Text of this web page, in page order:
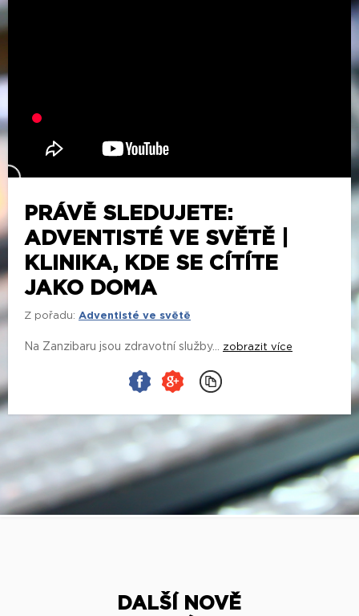
PRÁVĚ SLEDUJETE:
ADVENTISTÉ VE SVĚTĚ |
KLINIKA, KDE SE CÍTÍTE
JAKO DOMA
Z pořadu: Adventisté ve světě
Na Zanzibaru jsou zdravotní služby... zobrazit více
DALŠÍ NOVĚ